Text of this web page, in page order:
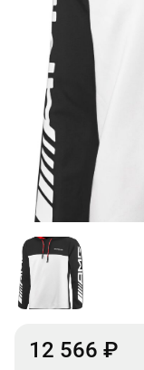
12 566 ₽